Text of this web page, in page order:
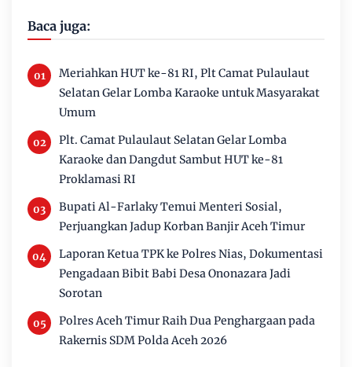
Baca juga:
Meriahkan HUT ke-81 RI, Plt Camat Pulaulaut
Selatan Gelar Lomba Karaoke untuk Masyarakat
Umum
Plt. Camat Pulaulaut Selatan Gelar Lomba
Karaoke dan Dangdut Sambut HUT ke-81
Proklamasi RI
Bupati Al-Farlaky Temui Menteri Sosial,
Perjuangkan Jadup Korban Banjir Aceh Timur
Laporan Ketua TPK ke Polres Nias, Dokumentasi
Pengadaan Bibit Babi Desa Ononazara Jadi
Sorotan
Polres Aceh Timur Raih Dua Penghargaan pada
Rakernis SDM Polda Aceh 2026